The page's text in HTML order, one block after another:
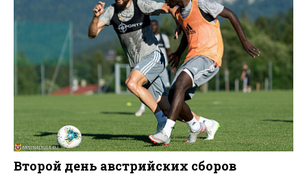
Второй день австрийских сборов